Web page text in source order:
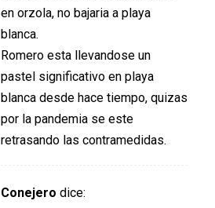
en orzola, no bajaria a playa
blanca.
Romero esta llevandose un
pastel significativo en playa
blanca desde hace tiempo, quizas
por la pandemia se este
retrasando las contramedidas.
Conejero dice: